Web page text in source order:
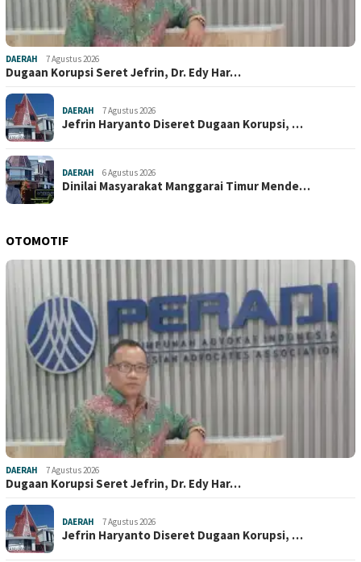
DAERAH 7 Agustus 2026
Dugaan Korupsi Seret Jefrin, Dr. Edy Har…
DAERAH 7 Agustus 2026
Jefrin Haryanto Diseret Dugaan Korupsi, …
DAERAH 6 Agustus 2026
Dinilai Masyarakat Manggarai Timur Mende…
OTOMOTIF
DAERAH 7 Agustus 2026
Dugaan Korupsi Seret Jefrin, Dr. Edy Har…
DAERAH 7 Agustus 2026
Jefrin Haryanto Diseret Dugaan Korupsi, …